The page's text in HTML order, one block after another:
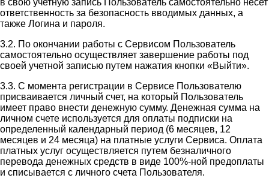
в свою учетную запись Пользователь самостоятельно несет
ответственность за безопасность вводимых данных, а
также Логина и пароля.
3.2. По окончании работы с Сервисом Пользователь
самостоятельно осуществляет завершение работы под
своей учетной записью путем нажатия кнопки «Выйти».
3.3. С момента регистрации в Сервисе Пользователю
присваивается личный счет, на который Пользователь
имеет право внести денежную сумму. Денежная сумма на
личном счете используется для оплаты подписки на
определенный календарный период (6 месяцев, 12
месяцев и 24 месяца) на платные услуги Сервиса. Оплата
платных услуг осуществляется путем безналичного
перевода денежных средств в виде 100%-ной предоплаты
и списывается с личного счета Пользователя.